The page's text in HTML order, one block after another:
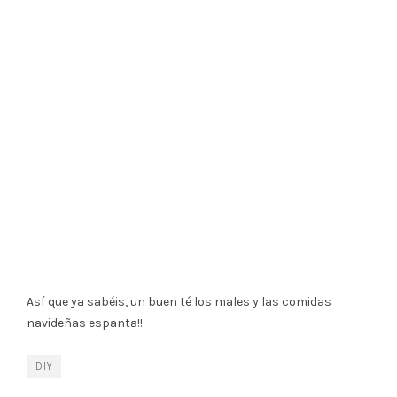
Así que ya sabéis, un buen té los males y las comidas
navideñas espanta!!
DIY